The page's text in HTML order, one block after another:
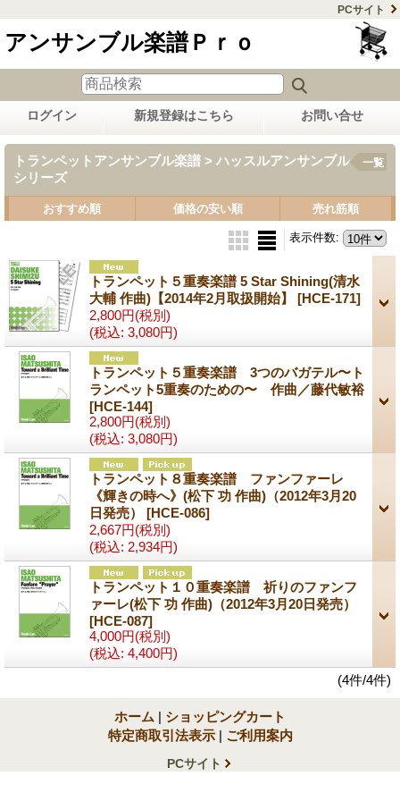
PCサイト
アンサンブル楽譜Ｐｒｏ
ログイン 新規登録はこちら お問い合せ
トランペットアンサンブル楽譜 > ハッスルアンサンブル
シリーズ
一覧
おすすめ順 価格の安い順 売れ筋順
表示件数:
トランペット５重奏楽譜 5 Star Shining(清水
大輔 作曲)【2014年2月取扱開始】 [HCE-171]
2,800円(税別)
(税込: 3,080円)
トランペット５重奏楽譜 3つのバガテル〜ト
ランペット5重奏のための〜 作曲／藤代敏裕
[HCE-144]
2,800円(税別)
(税込: 3,080円)
トランペット８重奏楽譜 ファンファーレ
《輝きの時へ》(松下 功 作曲)（2012年3月20
日発売） [HCE-086]
2,667円(税別)
(税込: 2,934円)
トランペット１０重奏楽譜 祈りのファンフ
ァーレ(松下 功 作曲)（2012年3月20日発売）
[HCE-087]
4,000円(税別)
(税込: 4,400円)
(4件/4件)
ホーム | ショッピングカート
特定商取引法表示 | ご利用案内
PCサイト